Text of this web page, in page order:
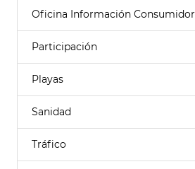
Oficina Información Consumidor
Participación
Playas
Sanidad
Tráfico